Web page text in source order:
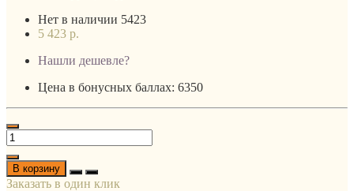
Нет в наличии 5423
5 423 р.
Нашли дешевле?
Цена в бонусных баллах: 6350
В корзину
Заказать в один клик